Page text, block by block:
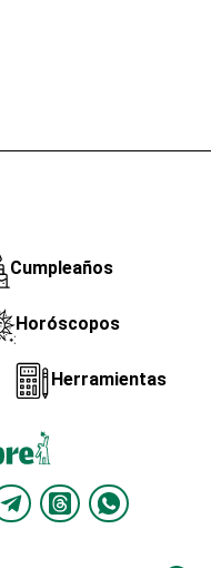
Cumpleaños
Horóscopos
Herramientas